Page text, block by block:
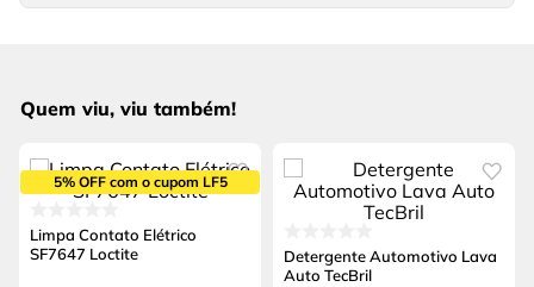
Quem viu, viu também!
5% OFF com o cupom LF5
Limpa Contato Elétrico
SF7647 Loctite
Detergente Automotivo Lava
Auto TecBril